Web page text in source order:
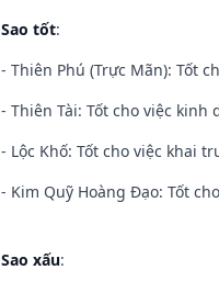
Sao tốt:
- Thiên Phú (Trực Mãn): Tốt
- Thiên Tài: Tốt cho việc
- Lộc Khố: Tốt cho việc khai
- Kim Quỹ Hoàng Đạo: Tốt
Sao xấu: